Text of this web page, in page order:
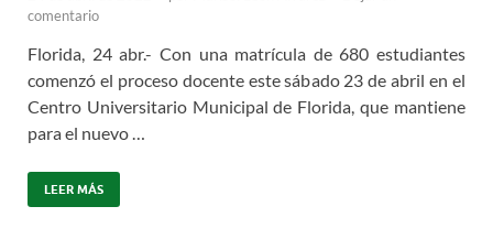
comentario
Florida, 24 abr.- Con una matrícula de 680 estudiantes
comenzó el proceso docente este sábado 23 de abril en el
Centro Universitario Municipal de Florida, que mantiene
para el nuevo …
LEER MÁS